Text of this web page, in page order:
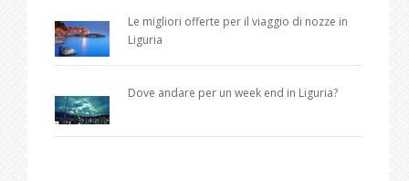
Le migliori offerte per il viaggio di nozze in
Liguria
Dove andare per un week end in Liguria?